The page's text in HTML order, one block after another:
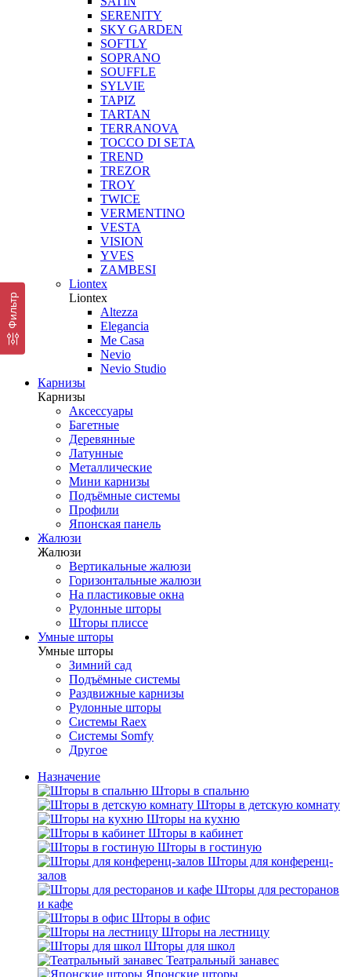
SERENITY
SKY GARDEN
SOFTLY
SOPRANO
SOUFFLE
SYLVIE
TAPIZ
TARTAN
TERRANOVA
TOCCO DI SETA
TREND
TREZOR
TROY
TWICE
VERMENTINO
VESTA
VISION
YVES
ZAMBESI
Liontex
Liontex
Altezza
Elegancia
Me Casa
Nevio
Nevio Studio
Карнизы
Карнизы
Аксессуары
Багетные
Деревянные
Латунные
Металлические
Мини карнизы
Подъёмные системы
Профили
Японская панель
Жалюзи
Жалюзи
Вертикальные жалюзи
Горизонтальные жалюзи
На пластиковые окна
Рулонные шторы
Шторы плиссе
Умные шторы
Умные шторы
Зимний сад
Подъёмные системы
Раздвижные карнизы
Рулонные шторы
Системы Raex
Системы Somfy
Другое
Назначение
Шторы в спальню
Шторы в детскую комнату
Шторы на кухню
Шторы в кабинет
Шторы в гостиную
Шторы для конференц-
залов
Шторы для ресторанов
и кафе
Шторы в офис
Шторы на лестницу
Шторы для школ
Театральный занавес
Японские шторы
Фильтр